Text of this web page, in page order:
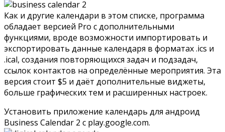
Как и другие календари в этом списке, программа
обладает версией Pro с дополнительными
функциями, вроде возможности импортировать и
экспортировать данные календаря в форматах .ics и
.ical, создания повторяющихся задач и подзадач,
ссылок контактов на определённые мероприятия. Эта
версия стоит $5 и даёт дополнительные виджеты,
больше графических тем и расширенных настроек.
Установить приложение календарь для андроид
Business Calendar 2 с play.google.com.